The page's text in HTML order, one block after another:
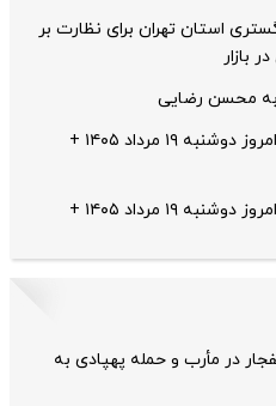
استان تهران برای نظارت بر
بازار
محسن رضایی
قیمت دلار و قیمت یورو امروز دوشنبه ۱۹ مرداد ۱۴۰۵ +
قیمت سکه و قیمت طلا امروز دوشنبه ۱۹ مرداد ۱۴۰۵ +
در مأرب و حمله پهپادی به